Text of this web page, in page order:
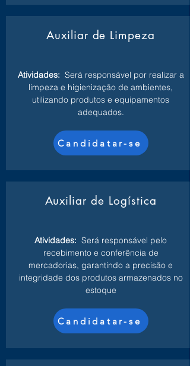
Auxiliar de Limpeza
Atividades: Será responsável por realizar a
limpeza e higienização de ambientes,
utilizando produtos e equipamentos
adequados.
Candidatar-se
Auxiliar de Logística
Atividades: Será responsável pelo
recebimento e conferência de
mercadorias, garantindo a precisão e
integridade dos produtos armazenados no
estoque
Candidatar-se